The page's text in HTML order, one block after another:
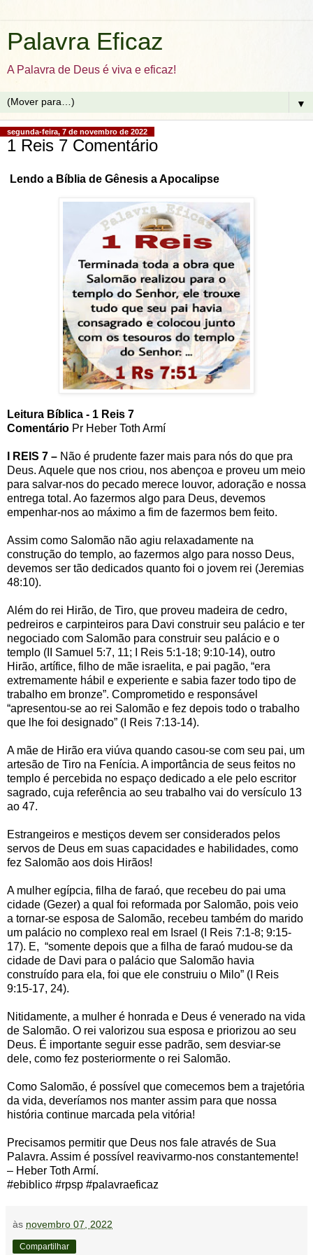
Palavra Eficaz
A Palavra de Deus é viva e eficaz!
▼
segunda-feira, 7 de novembro de 2022
1 Reis 7 Comentário
Lendo a Bíblia de Gênesis a Apocalipse
Leitura Bíblica - 1 Reis 7
Comentário Pr Heber Toth Armí
I REIS 7 – Não é prudente fazer mais para nós do que pra
Deus. Aquele que nos criou, nos abençoa e proveu um meio
para salvar-nos do pecado merece louvor, adoração e nossa
entrega total. Ao fazermos algo para Deus, devemos
empenhar-nos ao máximo a fim de fazermos bem feito.
Assim como Salomão não agiu relaxadamente na
construção do templo, ao fazermos algo para nosso Deus,
devemos ser tão dedicados quanto foi o jovem rei (Jeremias
48:10).
Além do rei Hirão, de Tiro, que proveu madeira de cedro,
pedreiros e carpinteiros para Davi construir seu palácio e ter
negociado com Salomão para construir seu palácio e o
templo (II Samuel 5:7, 11; I Reis 5:1-18; 9:10-14), outro
Hirão, artífice, filho de mãe israelita, e pai pagão, “era
extremamente hábil e experiente e sabia fazer todo tipo de
trabalho em bronze”. Comprometido e responsável
“apresentou-se ao rei Salomão e fez depois todo o trabalho
que lhe foi designado” (I Reis 7:13-14).
A mãe de Hirão era viúva quando casou-se com seu pai, um
artesão de Tiro na Fenícia. A importância de seus feitos no
templo é percebida no espaço dedicado a ele pelo escritor
sagrado, cuja referência ao seu trabalho vai do versículo 13
ao 47.
Estrangeiros e mestiços devem ser considerados pelos
servos de Deus em suas capacidades e habilidades, como
fez Salomão aos dois Hirãos!
A mulher egípcia, filha de faraó, que recebeu do pai uma
cidade (Gezer) a qual foi reformada por Salomão, pois veio
a tornar-se esposa de Salomão, recebeu também do marido
um palácio no complexo real em Israel (I Reis 7:1-8; 9:15-
17). E, “somente depois que a filha de faraó mudou-se da
cidade de Davi para o palácio que Salomão havia
construído para ela, foi que ele construiu o Milo” (I Reis
9:15-17, 24).
Nitidamente, a mulher é honrada e Deus é venerado na vida
de Salomão. O rei valorizou sua esposa e priorizou ao seu
Deus. É importante seguir esse padrão, sem desviar-se
dele, como fez posteriormente o rei Salomão.
Como Salomão, é possível que comecemos bem a trajetória
da vida, deveríamos nos manter assim para que nossa
história continue marcada pela vitória!
Precisamos permitir que Deus nos fale através de Sua
Palavra. Assim é possível reavivarmo-nos constantemente!
– Heber Toth Armí.
#ebiblico #rpsp #palavraeficaz‌‌
às novembro 07, 2022
Compartilhar